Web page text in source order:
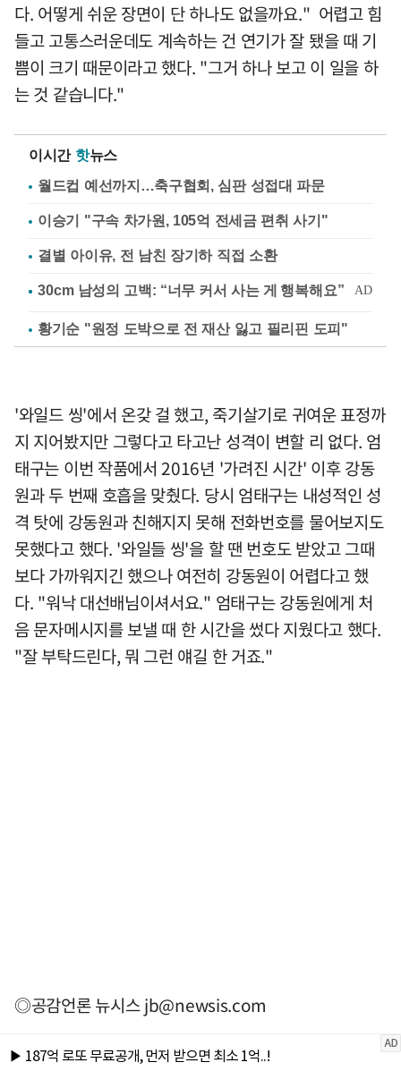
다. 어떻게 쉬운 장면이 단 하나도 없을까요." 어렵고 힘
들고 고통스러운데도 계속하는 건 연기가 잘 됐을 때 기
쁨이 크기 때문이라고 했다. "그거 하나 보고 이 일을 하
는 것 같습니다."
이시간 핫뉴스
월드컵 예선까지…축구협회, 심판 성접대 파문
이승기 "구속 차가원, 105억 전세금 편취 사기"
결별 아이유, 전 남친 장기하 직접 소환
황기순 "원정 도박으로 전 재산 잃고 필리핀 도피"
'와일드 씽'에서 온갖 걸 했고, 죽기살기로 귀여운 표정까
지 지어봤지만 그렇다고 타고난 성격이 변할 리 없다. 엄
태구는 이번 작품에서 2016년 '가려진 시간' 이후 강동
원과 두 번째 호흡을 맞췄다. 당시 엄태구는 내성적인 성
격 탓에 강동원과 친해지지 못해 전화번호를 물어보지도
못했다고 했다. '와일들 씽'을 할 땐 번호도 받았고 그때
보다 가까워지긴 했으나 여전히 강동원이 어렵다고 했
다. "워낙 대선배님이셔서요." 엄태구는 강동원에게 처
음 문자메시지를 보낼 때 한 시간을 썼다 지웠다고 했다.
"잘 부탁드린다, 뭐 그런 얘길 한 거죠."
◎공감언론 뉴시스jb@newsis.com